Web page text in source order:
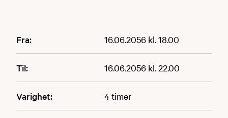
Fra: 16.06.2056 kl. 18.00
Til: 16.06.2056 kl. 22.00
Varighet: 4 timer